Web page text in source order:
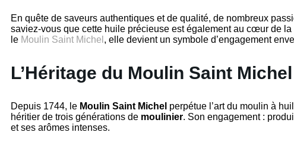
En quête de saveurs authentiques et de qualité, de nombreux
saviez-vous que cette huile précieuse est également au cœur de la
le Moulin Saint Michel , elle devient un symbole d’engagement
L’Héritage du Moulin Saint Michel
Depuis 1744, le Moulin Saint Michel perpétue l’art du moulin à
héritier de trois générations de moulinier. Son engagement :
et ses arômes intenses.